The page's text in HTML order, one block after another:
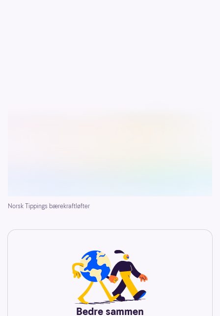
Norsk Tippings bærekraftløfter
Bedre sammen